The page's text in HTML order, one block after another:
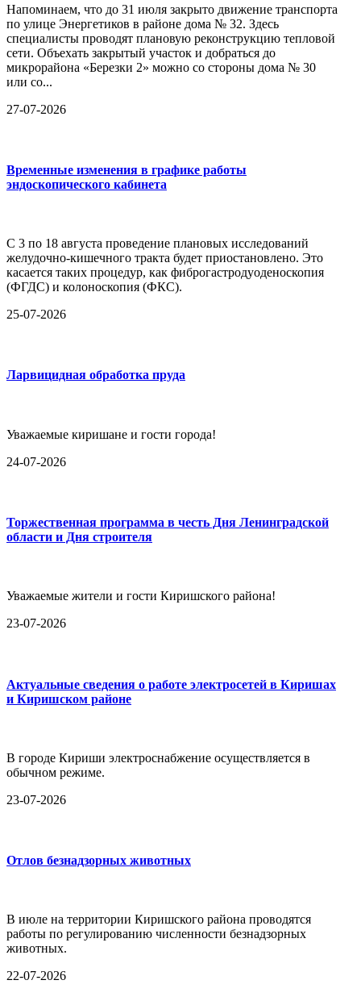
Напоминаем, что до 31 июля закрыто движение транспорта
по улице Энергетиков в районе дома № 32. Здесь
специалисты проводят плановую реконструкцию тепловой
сети. Объехать закрытый участок и добраться до
микрорайона «Березки 2» можно со стороны дома № 30
или со...
27-07-2026
Временные изменения в графике работы
эндоскопического кабинета
С 3 по 18 августа проведение плановых исследований
желудочно-кишечного тракта будет приостановлено. Это
касается таких процедур, как фиброгастродуоденоскопия
(ФГДС) и колоноскопия (ФКС).
25-07-2026
Ларвицидная обработка пруда
Уважаемые киришане и гости города!
24-07-2026
Торжественная программа в честь Дня Ленинградской
области и Дня строителя
Уважаемые жители и гости Киришского района!
23-07-2026
Актуальные сведения о работе электросетей в Киришах
и Киришском районе
В городе Кириши электроснабжение осуществляется в
обычном режиме.
23-07-2026
Отлов безнадзорных животных
В июле на территории Киришского района проводятся
работы по регулированию численности безнадзорных
животных.
22-07-2026